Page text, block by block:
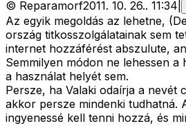
© Reparamorf2011. 10. 26.. 11:34
Az egyik megoldás az lehetne,
ország titkosszolgálatainak sem
internet hozzáférést abszulute,
Semmilyen módon ne lehessen a
a használat helyét sem.
Persze, ha Valaki odaírja a nevét
akkor persze mindenki tudhatná.
ingyenessé kell tenni hozzá, és